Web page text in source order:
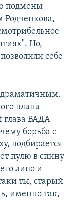
подмены
Родченкова,
Но,
себе
драматичным.
плана
глава ВАДА
борьба с
подбирается
пулю в спину
лицо и
ты, старый
именно так,